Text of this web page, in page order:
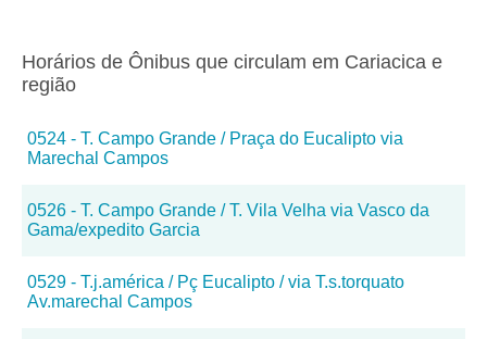
Horários de Ônibus que circulam em Cariacica e
região
0524 - T. Campo Grande / Praça do Eucalipto via
Marechal Campos
0526 - T. Campo Grande / T. Vila Velha via Vasco da
Gama/expedito Garcia
0529 - T.j.américa / Pç Eucalipto / via T.s.torquato
Av.marechal Campos